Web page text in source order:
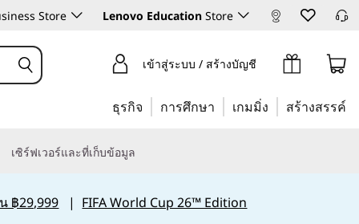
Store Lenovo Education Store
เข้าสู่ระบบ / สร้างบัญชี
ธุรกิจ การศึกษา เกมมิ่ง สร้างสรรค์
เซิร์ฟเวอร์และที่เก็บข้อมูล
฿29,999 | FIFA World Cup 26™ Edition